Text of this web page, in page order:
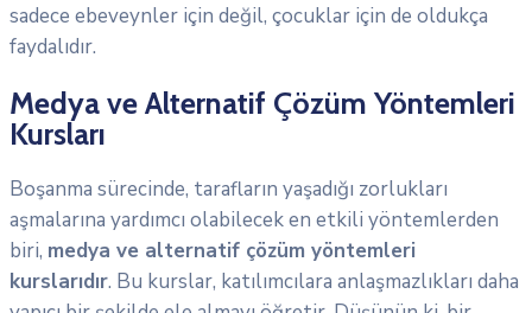
sadece ebeveynler için değil, çocuklar için de oldukça
faydalıdır.
Medya ve Alternatif Çözüm Yöntemleri
Kursları
Boşanma sürecinde, tarafların yaşadığı zorlukları
aşmalarına yardımcı olabilecek en etkili yöntemlerden
biri, medya ve alternatif çözüm yöntemleri
kurslarıdır. Bu kurslar, katılımcılara anlaşmazlıkları daha